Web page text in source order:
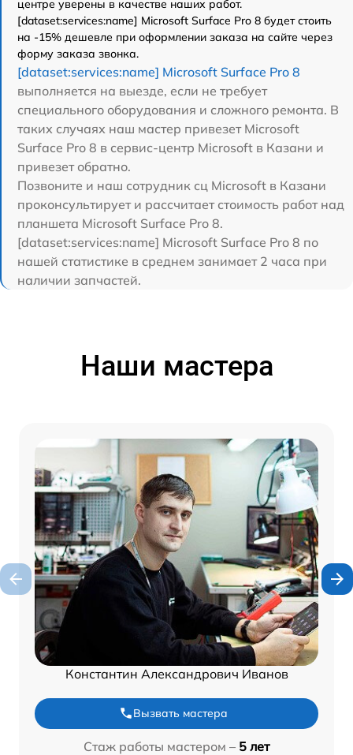
центре уверены в качестве наших работ.
[dataset:services:name] Microsoft Surface Pro 8 будет стоить
на -15% дешевле при оформлении заказа на сайте через
форму заказа звонка.
[dataset:services:name] Microsoft Surface Pro 8
выполняется на выезде, если не требует
специального оборудования и сложного ремонта. В
таких случаях наш мастер привезет Microsoft
Surface Pro 8 в сервис-центр Microsoft в Казани и
привезет обратно.
Позвоните и наш сотрудник сц Microsoft в Казани
проконсультирует и рассчитает стоимость работ над
планшета Microsoft Surface Pro 8.
[dataset:services:name] Microsoft Surface Pro 8 по
нашей статистике в среднем занимает 2 часа при
наличии запчастей.
Наши мастера
Константин Александрович Иванов
Вызвать мастера
Стаж работы мастером – 5 лет